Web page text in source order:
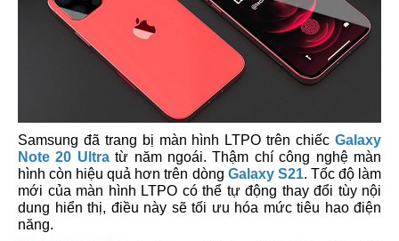
Samsung đã trang bị màn hình LTPO trên chiếc Galaxy
Note 20 Ultratừ năm ngoái. Thậm chí công nghệ màn
hình còn hiệu quả hơn trên dòng Galaxy S21. Tốc độ làm
mới của màn hình LTPO có thể tự động thay đổi tùy nội
dung hiển thị, điều này sẽ tối ưu hóa mức tiêu hao điện
năng.